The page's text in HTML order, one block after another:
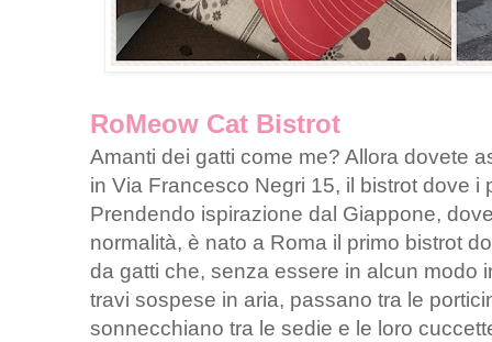
RoMeow Cat Bistrot
Amanti dei gatti come me? Allora dovete
in Via Francesco Negri 15, il bistrot dove i
Prendendo ispirazione dal Giappone,
normalità, è nato a Roma il primo bistrot
da gatti che, senza essere in alcun modo
travi sospese in aria, passano tra le
sonnecchiano tra le sedie e le loro